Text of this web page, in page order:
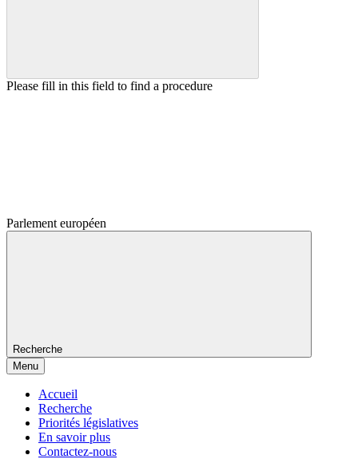
Please fill in this field to find a procedure
Parlement européen
Recherche
Menu
Accueil
Recherche
Priorités législatives
En savoir plus
Contactez-nous